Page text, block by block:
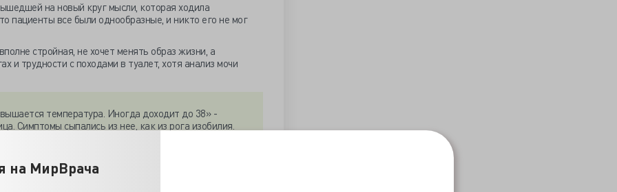
на МирВрача
на новый круг мысли, которая ходила
пациенты все были однообразные, и никто его не мог
стройная, не хочет менять образ жизни, а
и трудности с походами в туалет, хотя анализ мочи
температура. Иногда доходит до 38» -
Симптомы сыпались из нее, как из рога изобилия.
его не пронять, хочет не только больничный, но и
у нас и рентгенолога-то нет уж месяц как, и ничем
обезболивающего…